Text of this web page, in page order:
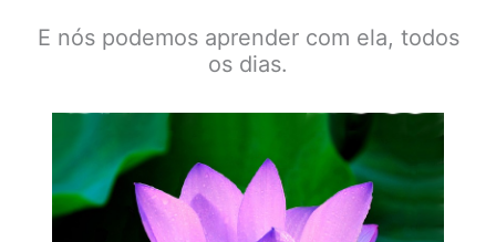
E nós podemos aprender com ela, todos
os dias.